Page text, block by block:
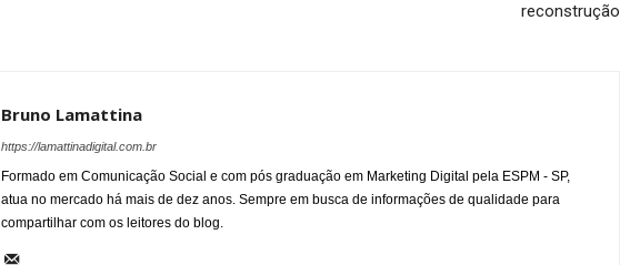
reconstrução
Bruno Lamattina
https://lamattinadigital.com.br
Formado em Comunicação Social e com pós graduação em Marketing Digital pela ESPM - SP,
atua no mercado há mais de dez anos. Sempre em busca de informações de qualidade para
compartilhar com os leitores do blog.